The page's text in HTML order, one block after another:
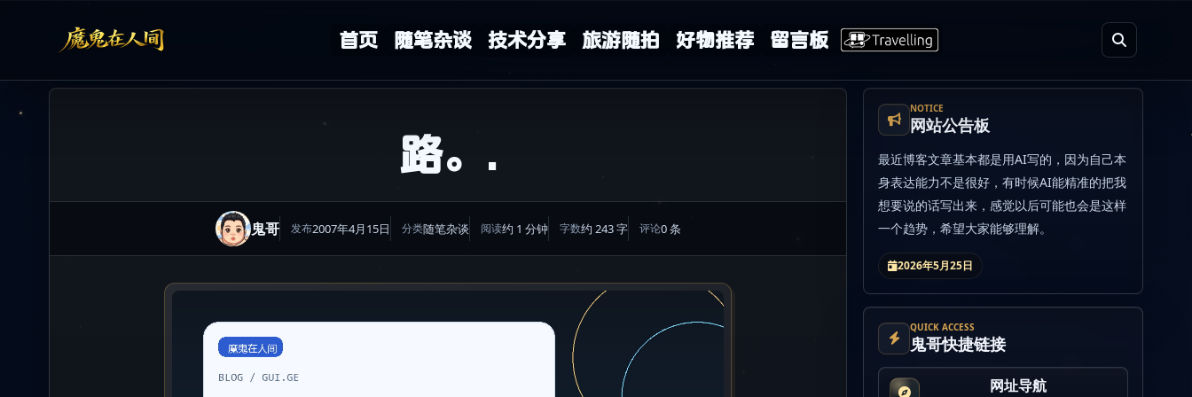
首页 随笔杂谈 技术分享 旅游随拍 好物推荐 留言板
NOTICE
网站公告板
最近博客文章基本都是用AI写的，因为自己本
身表达能力不是很好，有时候AI能精准的把我
想要说的话写出来，感觉以后可能也会是这样
一个趋势，希望大家能够理解。
2026年5月25日
QUICK ACCESS
鬼哥快捷链接
网址导航
路。.
鬼哥 发布2007年4月15日 分类随笔杂谈 阅读约 1 分钟 字数约 243 字 评论0 条